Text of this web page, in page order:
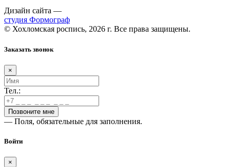
Дизайн сайта —
студия Формограф
© Хохломская роспись, 2026 г. Все права защищены.
Заказать звонок
×
Тел.:
— Поля, обязательные для заполнения.
Войти
×